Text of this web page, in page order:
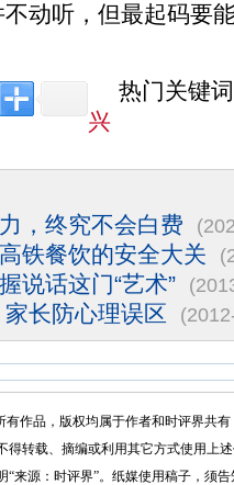
动听，但最起码要
热门关键
兴
，终究不会白费
铁餐饮的安全大关
说话这门“艺术”
长防心理误区
作品，版权均属于作者和时评界共有
得转载、摘编或利用其它方式使用上
“来源：时评界”。纸媒使用稿子，须